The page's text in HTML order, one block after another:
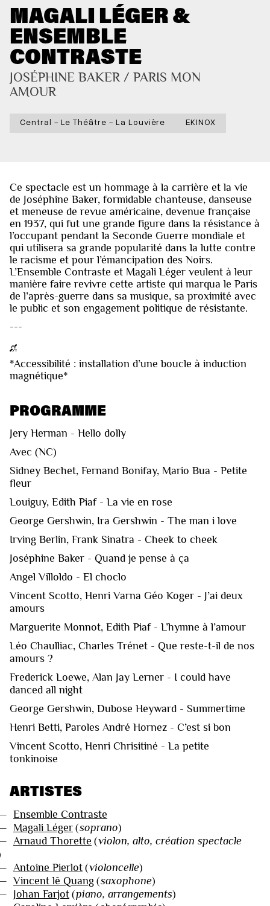
MAGALI LÉGER &
ENSEMBLE
CONTRASTE
JOSÉPHINE BAKER / PARIS MON
AMOUR
Central - Le Théâtre - La Louvière EKINOX
Ce spectacle est un hommage à la carrière et la vie
de Joséphine Baker, formidable chanteuse, danseuse
et meneuse de revue américaine, devenue française
en 1937, qui fut une grande figure dans la résistance à
l’occupant pendant la Seconde Guerre mondiale et
qui utilisera sa grande popularité dans la lutte contre
le racisme et pour l’émancipation des Noirs.
L’Ensemble Contraste et Magali Léger veulent à leur
manière faire revivre cette artiste qui marqua le Paris
de l’après-guerre dans sa musique, sa proximité avec
le public et son engagement politique de résistante.
---
*Accessibilité : installation d’une boucle à induction
magnétique*
PROGRAMME
Jery Herman - Hello dolly
Avec (NC)
Sidney Bechet, Fernand Bonifay, Mario Bua - Petite
fleur
Louiguy, Edith Piaf - La vie en rose
George Gershwin, Ira Gershwin - The man i love
Irving Berlin, Frank Sinatra - Cheek to cheek
Joséphine Baker - Quand je pense à ça
Angel Villoldo - El choclo
Vincent Scotto, Henri Varna Géo Koger - J’ai deux
amours
Marguerite Monnot, Edith Piaf - L’hymne à l’amour
Léo Chaulliac, Charles Trénet - Que reste-t-il de nos
amours ?
Frederick Loewe, Alan Jay Lerner - I could have
danced all night
George Gershwin, Dubose Heyward - Summertime
Henri Betti, Paroles André Hornez - C’est si bon
Vincent Scotto, Henri Chrisitiné - La petite
tonkinoise
ARTISTES
Ensemble Contraste
Magali Léger (soprano)
Arnaud Thorette (violon, alto, création spectacle
Antoine Pierlot (violoncelle)
Vincent lê Quang (saxophone)
Johan Farjot (piano, arrangements)